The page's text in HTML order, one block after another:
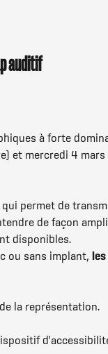
auditif
à forte
et mercredi 4 mars
permet de
de façon
disponibles.
ou sans implant, les
la représentation.